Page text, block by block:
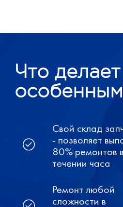
Что
Свой склад
- позволяет
80% ремонтов в
течении часа
Ремонт любой
сложности в